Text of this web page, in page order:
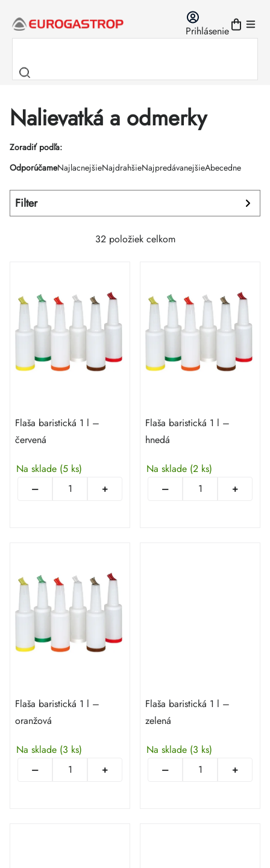
obsah
Prihlásenie
Nalievatká a odmerky
Zoradiť podľa:
Radenie
produktov
OdporúčameNajlacnejšieNajdrahšieNajpredávanejšieAbecedne
Filter
32položiek celkom
Výpis
produktov
Flaša baristická 1 l –
červená
Na sklade (5 ks)
Flaša baristická 1 l –
hnedá
Na sklade (2 ks)
Flaša baristická 1 l –
oranžová
Na sklade (3 ks)
Flaša baristická 1 l –
zelená
Na sklade (3 ks)